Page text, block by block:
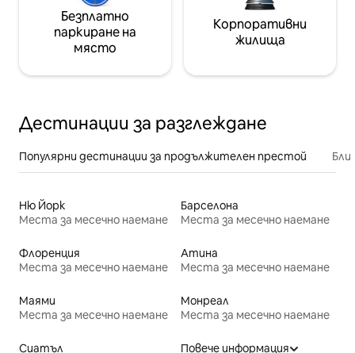
Безплатно
паркиране на
място
Корпоративни
жилища
Дестинации за разглеждане
Популярни дестинации за продължителен престой
Ню Йорк
Места за месечно наемане
Барселона
Места за месечно наемане
Флоренция
Места за месечно наемане
Атина
Места за месечно наемане
Маями
Места за месечно наемане
Монреал
Места за месечно наемане
Сиатъл
Повече информация